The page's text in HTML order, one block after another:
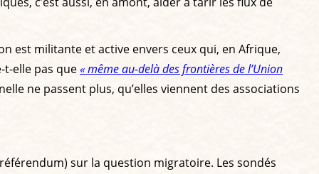
est militante et active envers ceux qui, en Afrique,
t-elle pas que« même au-delà des frontières de l’Union
ne passent plus, qu’elles viennent des associations
sur la question migratoire. Les sondés